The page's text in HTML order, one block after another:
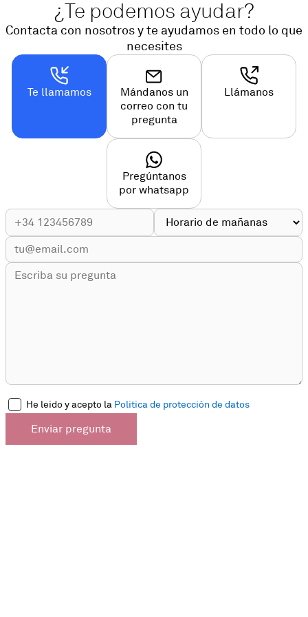
¿Te podemos ayudar?
Contacta con nosotros y te ayudamos en todo lo que
necesites
Te llamamos
Mándanos un
correo con tu
pregunta
Llámanos
Pregúntanos
por whatsapp
He leido y acepto la Politica de protección de datos
Enviar pregunta